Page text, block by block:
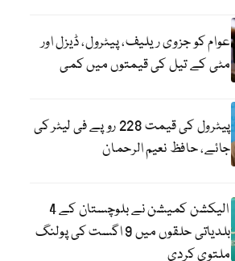
عوام کو جزوی ریلیف، پیٹرول، ڈیزل اور
مٹی کے تیل کی قیمتوں میں کمی
پیٹرول کی قیمت 228 روپے فی لیٹر کی
جائے، حافظ نعیم الرحمان
الیکشن کمیشن نے بلوچستان کے 4
بلدیاتی حلقوں میں 9 اگست کی پولنگ
ملتوی کردی